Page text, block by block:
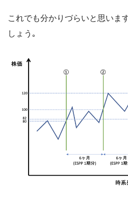
これでも分かりづらいと思いま
しょう｡